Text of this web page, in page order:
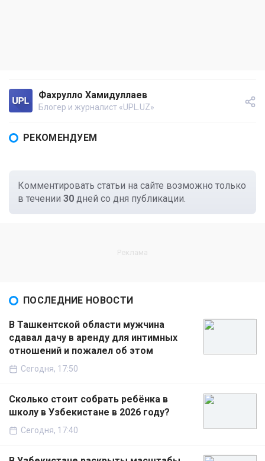
Фахрулло Хамидуллаев
Блогер и журналист «UPL.UZ»
РЕКОМЕНДУЕМ
Комментировать статьи на сайте возможно только
в течении 30 дней со дня публикации.
ПОСЛЕДНИЕ НОВОСТИ
В Ташкентской области мужчина
сдавал дачу в аренду для интимных
отношений и пожалел об этом
Сегодня, 17:50
Сколько стоит собрать ребёнка в
школу в Узбекистане в 2026 году?
Сегодня, 17:40